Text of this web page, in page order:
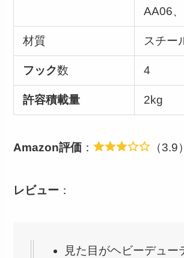
AA06
材質 スチー
フック数 4
許容積載量 2kg
Amazon評価 ： （3.9）
レビュー ：
見た目がヘビーデュー